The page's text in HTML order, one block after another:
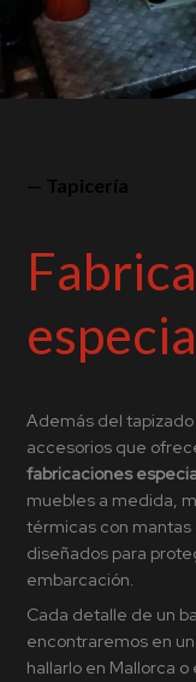
— Tapicería
Además del
accesorios que
fabricaciones
muebles a medida,
térmicas con mantas
diseñados para
embarcación.
Cada detalle de un
encontraremos en
hallarlo en Mallorca o